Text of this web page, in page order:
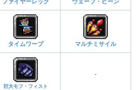
ファイヤーレッグ ウェーブ・ビーン
タイムワープ マルチミサイル
巨大モフ・フィスト
-